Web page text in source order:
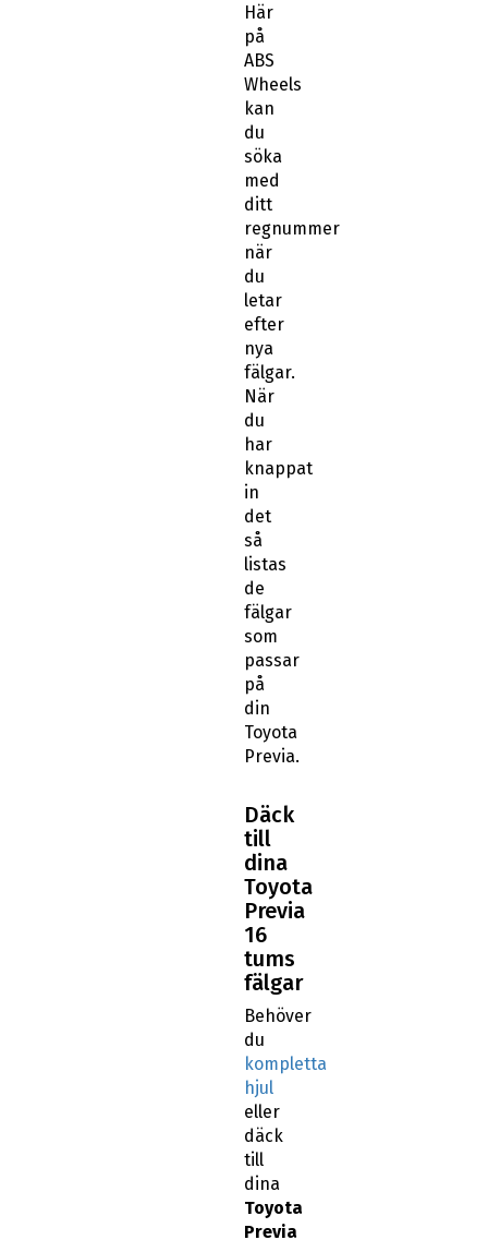
Här
på
ABS
Wheels
kan
du
söka
med
ditt
regnummer
när
du
letar
efter
nya
fälgar.
När
du
har
knappat
in
det
så
listas
de
fälgar
som
passar
på
din
Toyota
Previa.
Däck
till
dina
Toyota
Previa
16
tums
fälgar
Behöver
du
kompletta
hjul
eller
däck
till
dina
Toyota
Previa